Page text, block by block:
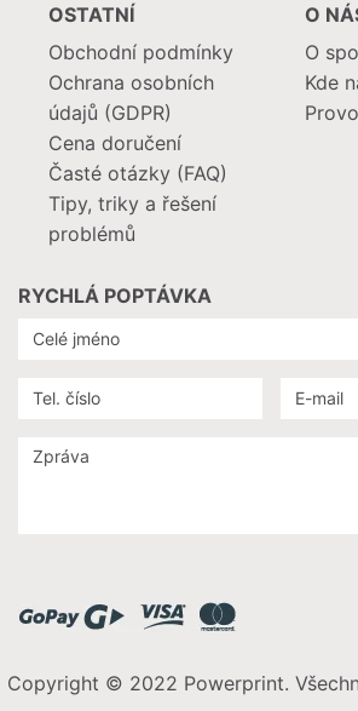
OSTATNÍ
Obchodní podmínky
Ochrana osobních
údajů (GDPR)
Cena doručení
Časté otázky (FAQ)
Tipy, triky a řešení
problémů
O
O
Kde
RYCHLÁ POPTÁVKA
Copyright © 2022 Powerprint.